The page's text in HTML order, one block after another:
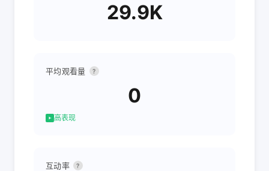
29.9K
平均观看量 ?
0
高表现
互动率 ?